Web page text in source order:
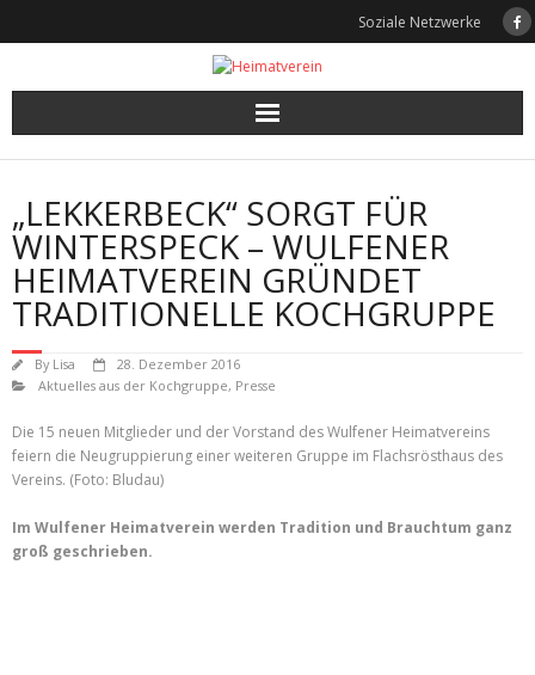
Soziale Netzwerke
„LEKKERBECK“ SORGT FÜR
WINTERSPECK – WULFENER
HEIMATVEREIN GRÜNDET
TRADITIONELLE KOCHGRUPPE
By Lisa
28. Dezember 2016
Aktuelles aus der Kochgruppe, Presse
Die 15 neuen Mitglieder und der Vorstand des Wulfener Heimatvereins
feiern die Neugruppierung einer weiteren Gruppe im Flachsrösthaus des
Vereins. (Foto: Bludau)
Im Wulfener Heimatverein werden Tradition und Brauchtum ganz
groß geschrieben.